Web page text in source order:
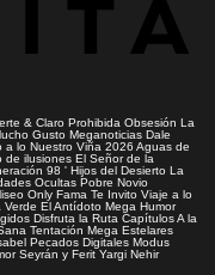
& Claro Prohibida Obsesión La
Gusto Meganoticias Dale
a lo Nuestro Viña 2026 Aguas de
de ilusiones El Señor de la
98 ' Hijos del Desierto La
Ocultas Pobre Novio
Only Fama Te Invito Viaje a lo
Verde El Antídoto Mega Humor
Disfruta la Ruta CapítulosA la
Tentación Mega Estelares
Pecados Digitales Modus
Seyrán y Ferit Yargi Nehir